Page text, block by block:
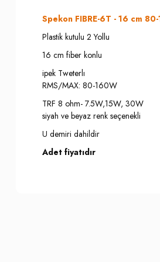
Spekon FIBRE-6T - 16 cm
Plastik kutulu 2 Yollu
16 cm fiber konlu
ipek Tweterlı
RMS/MAX: 80-160W
TRF 8 ohm- 7.5W,15W, 30W
siyah ve beyaz renk seçenekli
U demiri dahildir
Adet fiyatıdır